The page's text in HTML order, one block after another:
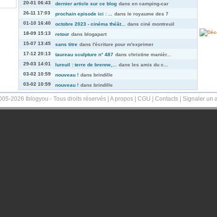
20-01 06:43
dernier article sur ce blog dans en camping-car
26-11 17:03
prochain episode ici : ... dans le royaume des 7
01-10 16:40
octobre 2023 - cinéma théât... dans ciné montreuil
18-09 15:13
retour dans blogapart
15-07 13:45
sans titre dans l'écriture pour m'exprimer
17-12 20:13
taureau sculpture n° 487 dans christine manièr...
29-03 14:01
lureuil : terre de brenne,... dans les amis du c...
03-02 10:59
nouveau ! dans brindille
03-02 10:59
nouveau ! dans brindille
2026 Iblogyou - Tous droits réservés | A propos CGU Contacts Signaler un